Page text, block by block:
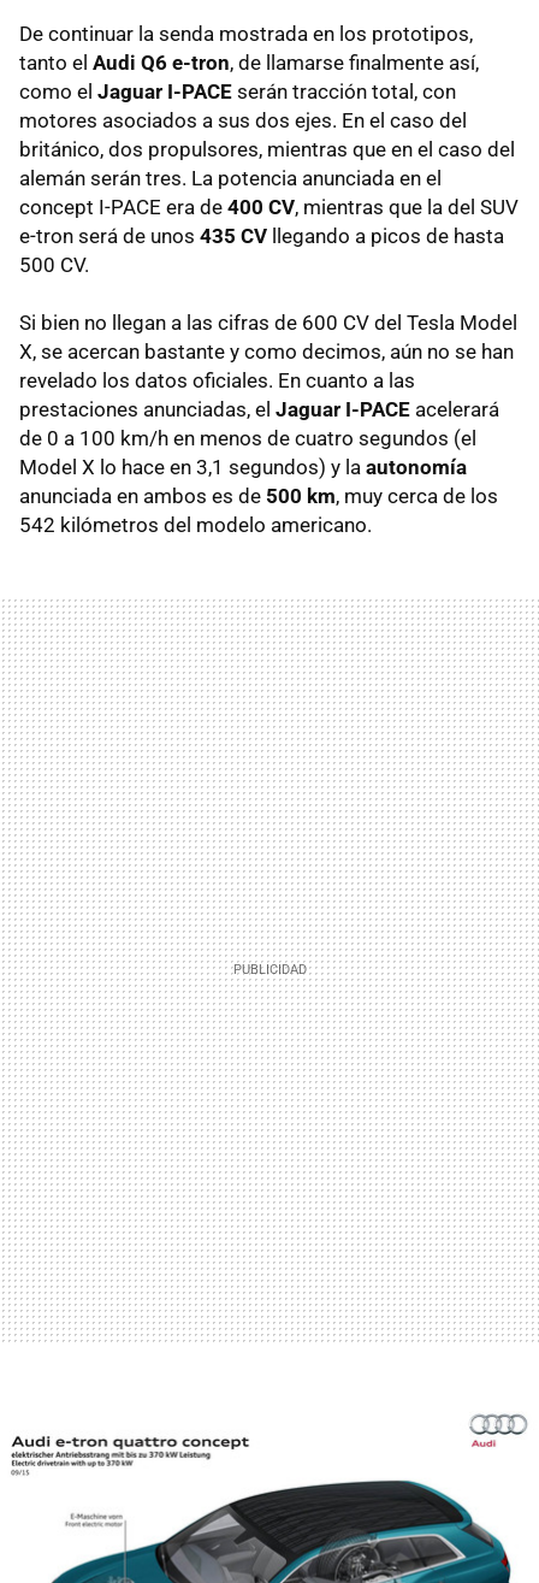
De continuar la senda mostrada en los prototipos,
tanto el Audi Q6 e-tron, de llamarse finalmente así,
como el Jaguar I-PACE serán tracción total, con
motores asociados a sus dos ejes. En el caso del
británico, dos propulsores, mientras que en el caso del
alemán serán tres. La potencia anunciada en el
concept I-PACE era de 400 CV, mientras que la del SUV
e-tron será de unos 435 CV llegando a picos de hasta
500 CV.
Si bien no llegan a las cifras de 600 CV del Tesla Model
X, se acercan bastante y como decimos, aún no se han
revelado los datos oficiales. En cuanto a las
prestaciones anunciadas, el Jaguar I-PACE acelerará
de 0 a 100 km/h en menos de cuatro segundos (el
Model X lo hace en 3,1 segundos) y la autonomía
anunciada en ambos es de 500 km, muy cerca de los
542 kilómetros del modelo americano.